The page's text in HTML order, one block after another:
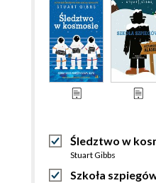
Śledztwo w
Stuart Gibbs
Szkoła